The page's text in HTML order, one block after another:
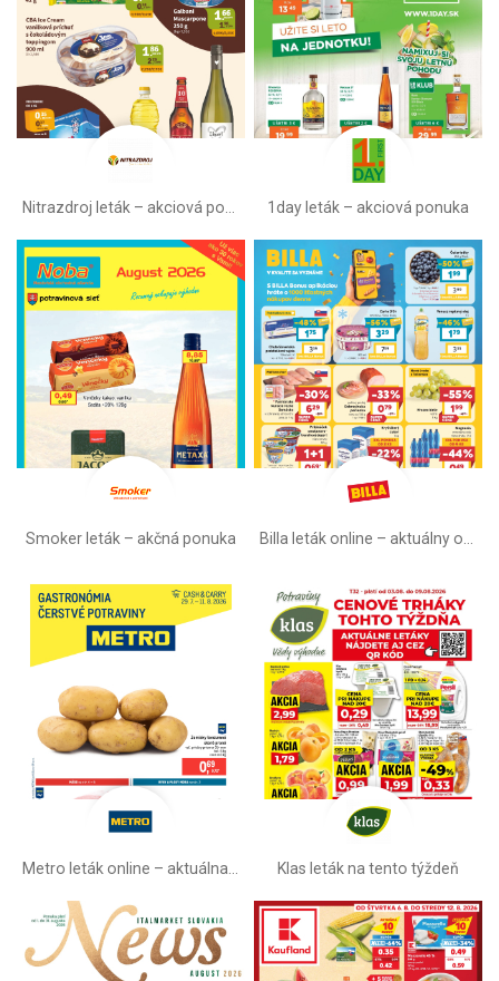
1day leták – akciová ponuka
Smoker leták – akčná ponuka
Klas leták na tento týždeň